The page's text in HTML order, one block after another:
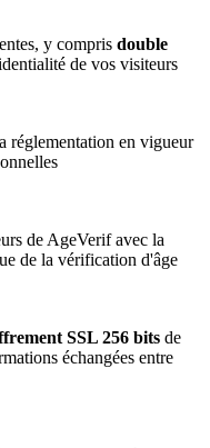
y compris double
de vos visiteurs
réglementation en vigueur
de AgeVerif avec la
de la vérification d'âge
SSL 256 bits de
échangées entre